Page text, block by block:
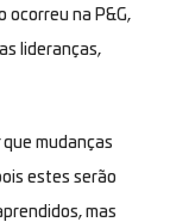
ocorreu na P&G,
lideranças,
mudanças
estes serão
mas